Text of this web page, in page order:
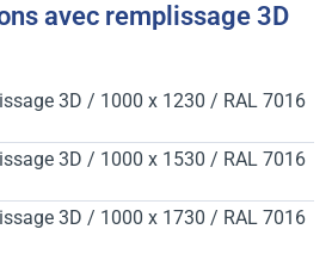
avec remplissage 3D
3D / 1000 x 1230 / RAL 7016
3D / 1000 x 1530 / RAL 7016
3D / 1000 x 1730 / RAL 7016